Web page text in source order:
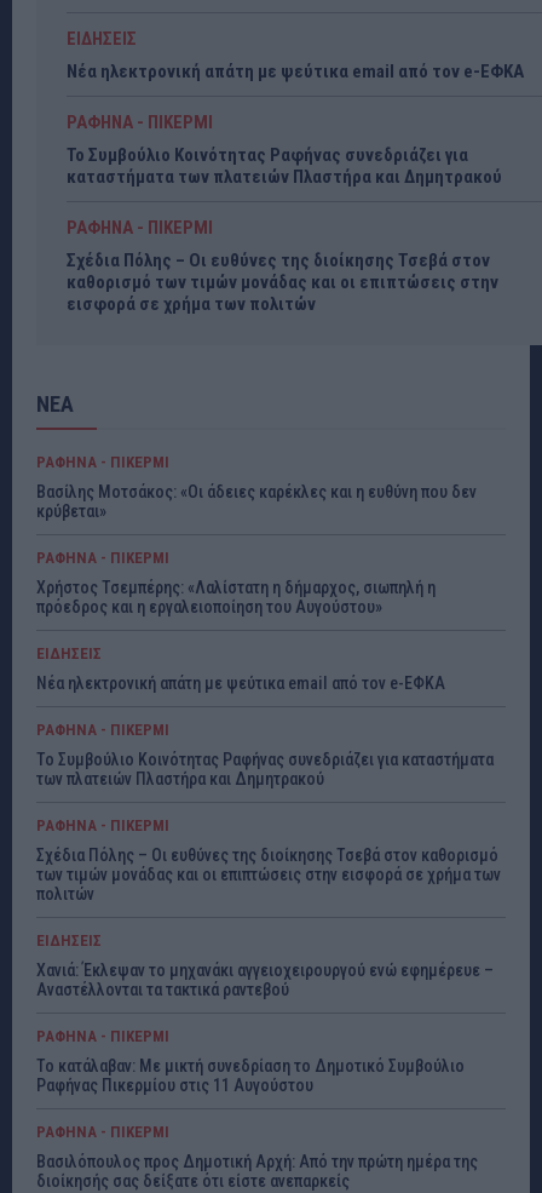
ΕΙΔΗΣΕΙΣ
Νέα ηλεκτρονική απάτη με ψεύτικα email από τον e-ΕΦΚΑ
ΡΑΦΗΝΑ - ΠΙΚΕΡΜΙ
Το Συμβούλιο Κοινότητας Ραφήνας συνεδριάζει για
καταστήματα των πλατειών Πλαστήρα και Δημητρακού
ΡΑΦΗΝΑ - ΠΙΚΕΡΜΙ
Σχέδια Πόλης – Οι ευθύνες της διοίκησης Τσεβά στον
καθορισμό των τιμών μονάδας και οι επιπτώσεις στην
εισφορά σε χρήμα των πολιτών
ΝΕΑ
ΡΑΦΗΝΑ - ΠΙΚΕΡΜΙ
Βασίλης Μοτσάκος: «Οι άδειες καρέκλες και η ευθύνη που δεν
κρύβεται»
ΡΑΦΗΝΑ - ΠΙΚΕΡΜΙ
Χρήστος Τσεμπέρης: «Λαλίστατη η δήμαρχος, σιωπηλή η
πρόεδρος και η εργαλειοποίηση του Αυγούστου»
ΕΙΔΗΣΕΙΣ
Νέα ηλεκτρονική απάτη με ψεύτικα email από τον e-ΕΦΚΑ
ΡΑΦΗΝΑ - ΠΙΚΕΡΜΙ
Το Συμβούλιο Κοινότητας Ραφήνας συνεδριάζει για καταστήματα
των πλατειών Πλαστήρα και Δημητρακού
ΡΑΦΗΝΑ - ΠΙΚΕΡΜΙ
Σχέδια Πόλης – Οι ευθύνες της διοίκησης Τσεβά στον καθορισμό
των τιμών μονάδας και οι επιπτώσεις στην εισφορά σε χρήμα των
πολιτών
ΕΙΔΗΣΕΙΣ
Χανιά: Έκλεψαν το μηχανάκι αγγειοχειρουργού ενώ εφημέρευε –
Αναστέλλονται τα τακτικά ραντεβού
ΡΑΦΗΝΑ - ΠΙΚΕΡΜΙ
Το κατάλαβαν: Με μικτή συνεδρίαση το Δημοτικό Συμβούλιο
Ραφήνας Πικερμίου στις 11 Αυγούστου
ΡΑΦΗΝΑ - ΠΙΚΕΡΜΙ
Βασιλόπουλος προς Δημοτική Αρχή: Από την πρώτη ημέρα της
διοίκησής σας δείξατε ότι είστε ανεπαρκείς